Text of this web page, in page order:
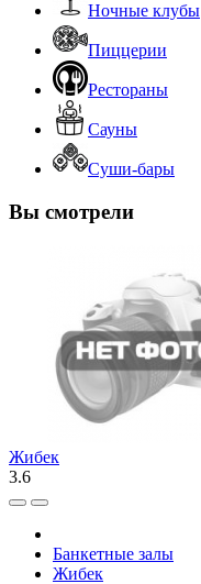
Ночные клубы
Пиццерии
Рестораны
Сауны
Суши-бары
Вы смотрели
Жибек
3.6
Банкетные залы
Жибек